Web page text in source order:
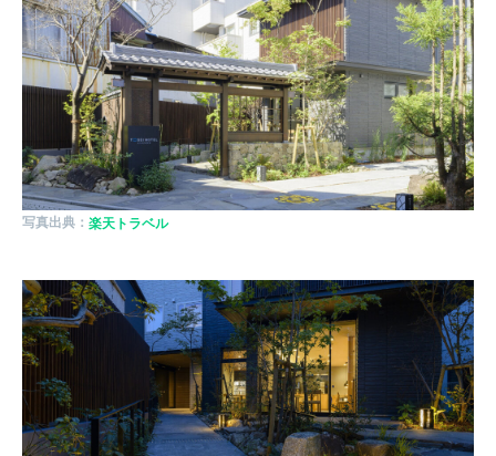
写真出典： 楽天トラベル